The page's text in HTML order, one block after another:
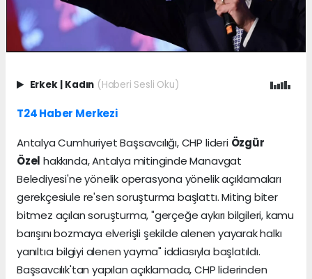
Erkek | Kadın (Haberi Sesli Oku)
T24 Haber Merkezi
Antalya Cumhuriyet Başsavcılığı, CHP lideri Özgür
Özel hakkında, Antalya mitinginde Manavgat
Belediyesi'ne yönelik operasyona yönelik açıklamaları
gerekçesiule re'sen soruşturma başlattı. Miting biter
bitmez açılan soruşturma, "gerçeğe aykırı bilgileri, kamu
barışını bozmaya elverişli şekilde alenen yayarak halkı
yanıltıcı bilgiyi alenen yayma" iddiasıyla başlatıldı.
Başsavcılık'tan yapılan açıklamada, CHP liderinden